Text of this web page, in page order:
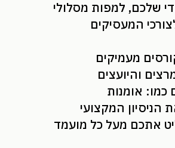
שלכם, למפות מסלולי
המעסיקים
מעמיקים
והיועצים
כמו: אומנות
הניסיון המקצועי
אתכם מעל כל מועמד